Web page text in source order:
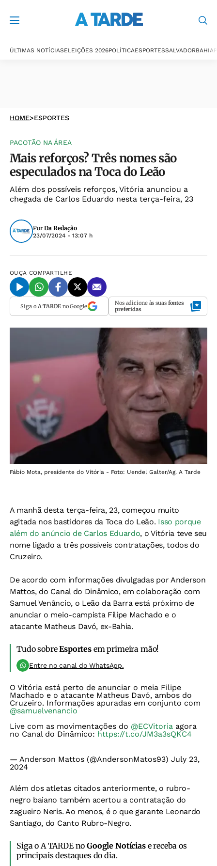
ÚLTIMAS NOTÍCIASELEIÇÕES 2026POLÍTICAESPORTESSALVADORBAHIA
HOME>ESPORTES
PACOTÃO NA ÁREA
Mais reforços? Três nomes são
especulados na Toca do Leão
Além dos possíveis reforços, Vitória anunciou a
chegada de Carlos Eduardo nesta terça-feira, 23
Por Da Redação
23/07/2024 - 13:07 h
OUÇA COMPARTILHE
Siga o A TARDEno Google Nos adicione às suas fontes
preferidas
Fábio Mota, presidente do Vitória - Foto: Uendel Galter/Ag. A Tarde
A manhã desta terça-feira, 23, começou muito
agitada nos bastidores da Toca do Leão. Isso porque
além do anúncio de Carlos Eduardo, o Vitória teve seu
nome ligado a três possíveis contratações, todos do
Cruzeiro.
De acordo com informações divulgadas por Anderson
Mattos, do Canal do Dinâmico, em colaboração com
Samuel Venâncio, o Leão da Barra está próximo de
anunciar o meio-campista Filipe Machado e o
atacante Matheus Davó, ex-Bahia.
Tudo sobreEsportesem primeira mão!
Entre no canal do WhatsApp.
O Vitória está perto de anunciar o meia Filipe
Machado e o atacante Matheus Davó, ambos do
Cruzeiro. Informações apuradas em conjunto com
@samuelvenancio
Live com as movimentações do @ECVitoria agora
no Canal do Dinâmico: https://t.co/JM3a3sQKC4
— Anderson Mattos (@AndersonMatos93) July 23,
2024
Além dos atletas citados anteriormente, o rubro-
negro baiano também acertou a contratação do
zagueiro Neris. Ao menos, é o que garante Leonardo
Santiago, do Canto Rubro-Negro.
Siga o A TARDE noGoogle Notíciase receba os
principais destaques do dia.